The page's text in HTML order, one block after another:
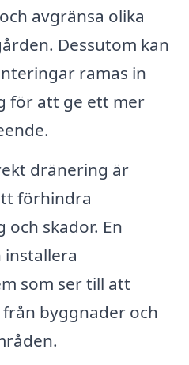
avgränsa olika
Dessutom kan
ramas in
för att ge ett mer
dränering är
förhindra
skador. En
installera
som ser till att
byggnader och